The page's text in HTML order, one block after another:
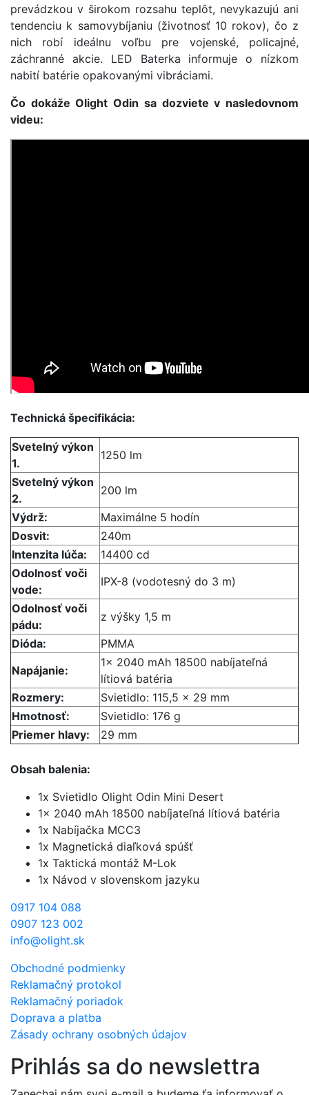
prevádzkou v širokom rozsahu teplôt, nevykazujú ani
tendenciu k samovybíjaniu (životnosť 10 rokov), čo z
nich robí ideálnu voľbu pre vojenské, policajné,
záchranné akcie. LED Baterka informuje o nízkom
nabití batérie opakovanými vibráciami.
Čo dokáže Olight Odin sa dozviete v nasledovnom
videu:
Technická špecifikácia:
Svetelný výkon
1.
1250 lm
Svetelný výkon
2.
200 lm
Výdrž:
Maximálne 5 hodín
Dosvit:
240m
Intenzita lúča:
14400 cd
Odolnosť voči
vode:
IPX-8 (vodotesný do 3 m)
Odolnosť voči
pádu:
z výšky 1,5 m
Dióda:
PMMA
Napájanie:
1x 2040 mAh 18500 nabíjateľná
lítiová batéria
Rozmery:
Svietidlo: 115,5 x 29 mm
Hmotnosť:
Svietidlo: 176 g
Priemer hlavy:
29 mm
Obsah balenia:
1x Svietidlo Olight Odin Mini Desert
1x 2040 mAh 18500 nabíjateľná lítiová batéria
1x Nabíjačka MCC3
1x Magnetická diaľková spúšť
1x Taktická montáž M-Lok
1x Návod v slovenskom jazyku
0917 104 088
0907 123 002
info@olight.sk
Obchodné podmienky
Reklamačný protokol
Reklamačný poriadok
Doprava a platba
Zásady ochrany osobných údajov
Prihlás sa do newslettra